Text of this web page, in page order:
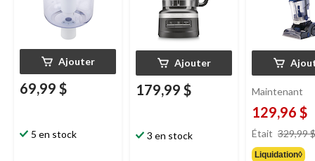
Ajouter
69,99 $
5 en stock
Ajouter
179,99 $
3 en stock
Maintenant
129,96 $
Était 329,99 $
Liquidation◊